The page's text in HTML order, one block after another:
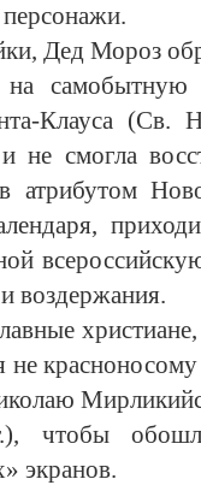
Дед Мороз
самобытную
Клауса
не смогла
атрибутом
воздержания.
чтобы
экранов.